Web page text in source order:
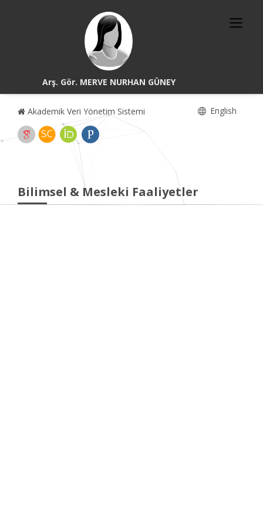
Arş. Gör. MERVE NURHAN GÜNEY
Akademik Veri Yönetim Sistemi English
Bilimsel & Mesleki Faaliyetler